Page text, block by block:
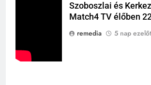
Szoboszlai és
Match4 TV élőben
remedia
5 nap